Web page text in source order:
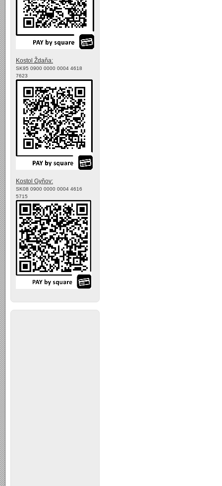
Kostol Ždaňa:
SK95 0900 0000 0004 4618
7623
Kostol Gyňov:
SK08 0900 0000 0004 4616
5715